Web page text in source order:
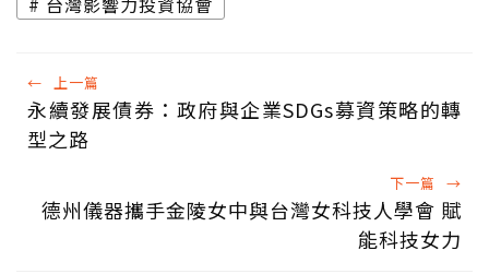
← 上一篇
永續發展債券：政府與企業SDGs募資策略的轉
型之路
下一篇 →
德州儀器攜手金陵女中與台灣女科技人學會 賦
能科技女力